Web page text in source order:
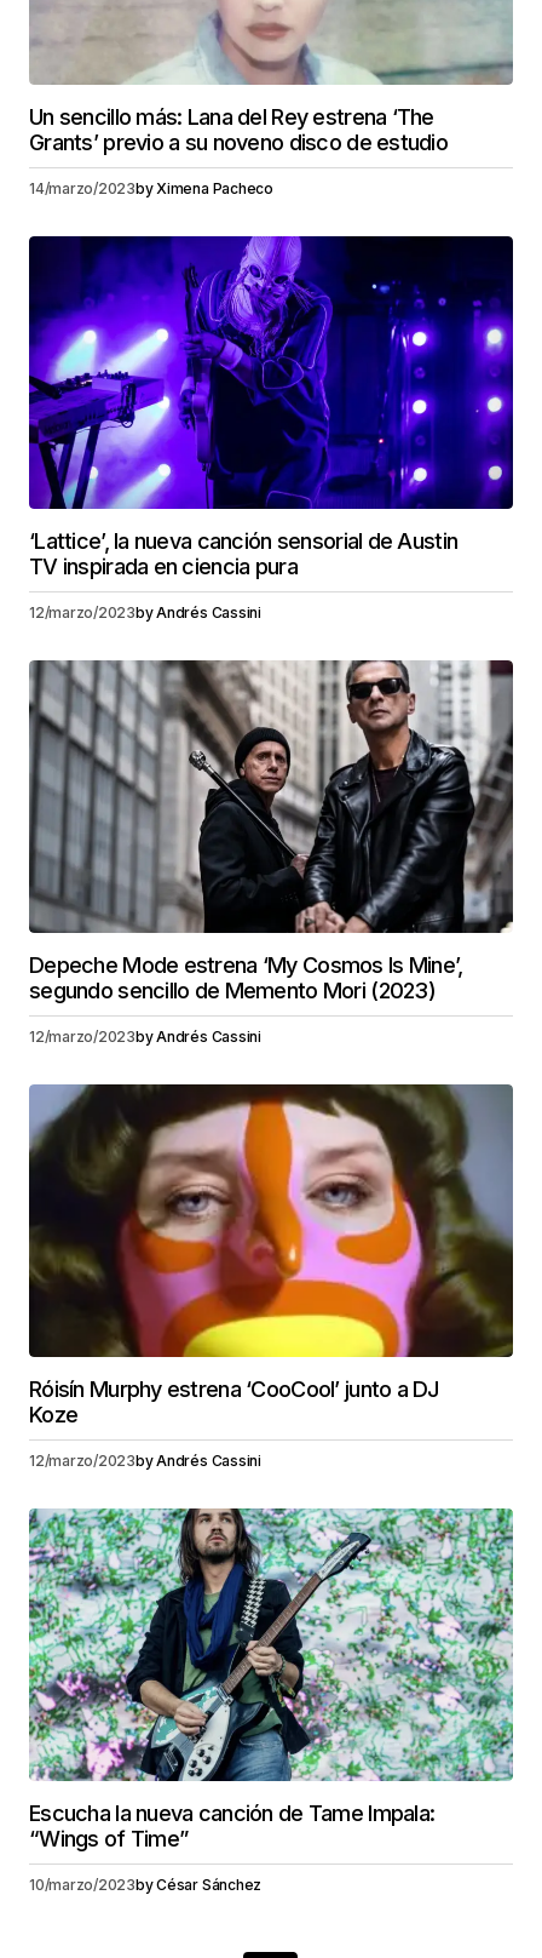
Un sencillo más: Lana del Rey estrena ‘The
Grants’ previo a su noveno disco de estudio
14/marzo/2023by Ximena Pacheco
‘Lattice’, la nueva canción sensorial de Austin
TV inspirada en ciencia pura
12/marzo/2023byAndrés Cassini
Depeche Mode estrena ‘My Cosmos Is Mine’,
segundo sencillo de Memento Mori (2023)
12/marzo/2023byAndrés Cassini
Róisín Murphy estrena ‘CooCool’ junto a DJ
Koze
12/marzo/2023byAndrés Cassini
Escucha la nueva canción de Tame Impala:
“Wings of Time”
10/marzo/2023byCésar Sánchez